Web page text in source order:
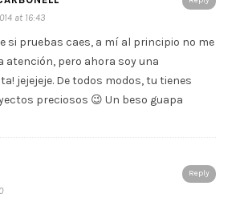
at 16:43
si pruebas caes, a mí al principio no me
atención, pero ahora soy una
jejejeje. De todos modos, tu tienes
preciosos 😉 Un beso guapa
Reply